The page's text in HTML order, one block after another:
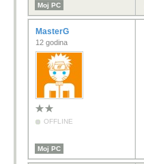
Moj PC
MasterG
12 godina
OFFLINE
Moj PC